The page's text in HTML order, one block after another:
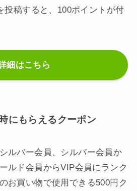
投稿すると、100ポイントが付
細はこちら
にもらえるクーポン
ルバー会員、シルバー会員か
ルド会員からVIP会員にランク
お買い物で使用できる500円ク